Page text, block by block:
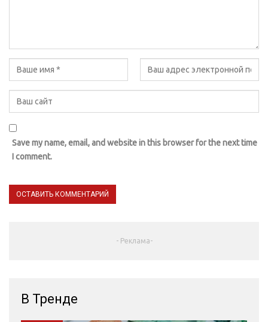
Save my name, email, and website in this browser for the next time
I comment.
- Реклама-
В Тренде